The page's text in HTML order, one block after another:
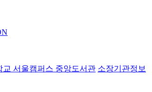
교 서울캠퍼스 중앙도서관 소장기관정보